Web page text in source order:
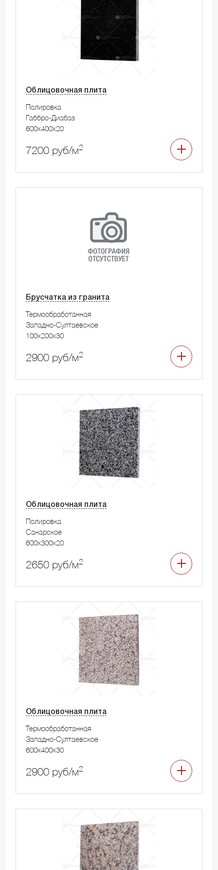
Облицовочная плита
Полировка
Габбро-Диабаз
600x400x20
7200 руб/м2
Брусчатка из гранита
Термообработанная
Западно-Султаевское
100x200x30
2900 руб/м2
Облицовочная плита
Полировка
Санарское
600x300x20
2650 руб/м2
Облицовочная плита
Термообработанная
Западно-Султаевское
600x400x30
2900 руб/м2